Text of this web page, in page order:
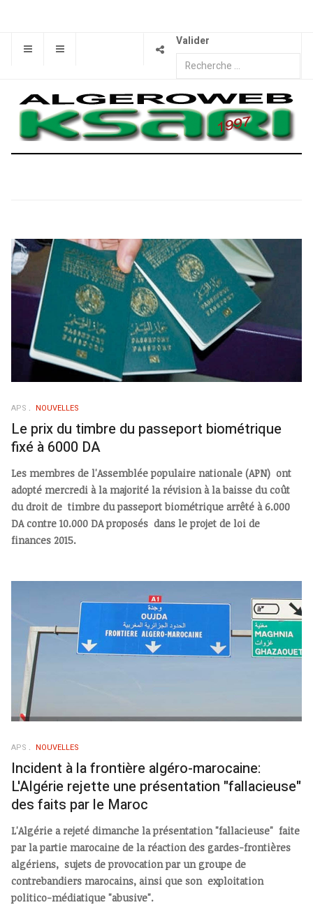
Valider
APS NOUVELLES
Le prix du timbre du passeport biométrique
fixé à 6000 DA
Les membres de l'Assemblée populaire nationale (APN) ont
adopté mercredi à la majorité la révision à la baisse du coût
du droit de timbre du passeport biométrique arrêté à 6.000
DA contre 10.000 DA proposés dans le projet de loi de
finances 2015.
APS NOUVELLES
Incident à la frontière algéro-marocaine:
L'Algérie rejette une présentation "fallacieuse"
des faits par le Maroc
L'Algérie a rejeté dimanche la présentation "fallacieuse" faite
par la partie marocaine de la réaction des gardes-frontières
algériens, sujets de provocation par un groupe de
contrebandiers marocains, ainsi que son exploitation
politico-médiatique "abusive".